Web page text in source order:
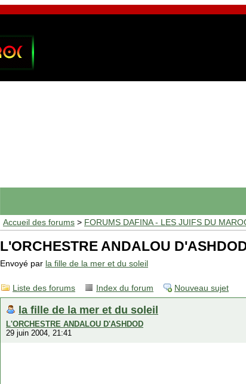
Accueil des forums > FORUMS DAFINA - LES JUIFS DU
L'ORCHESTRE ANDALOU
Envoyé par la fille de la mer et du soleil
Liste des forums Index du forum Nouveau sujet
la fille de la mer et du soleil
L'ORCHESTRE ANDALOU D'ASHDOD
29 juin 2004, 21:41